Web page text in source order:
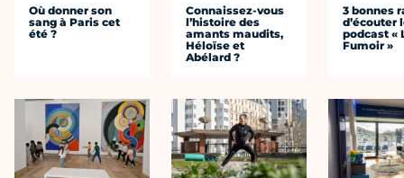
Où donner son
sang à Paris cet
été ?
Connaissez-vous
l’histoire des
amants maudits,
Héloïse et
Abélard ?
3 bonnes
d’écouter
podcast «
Fumoir »